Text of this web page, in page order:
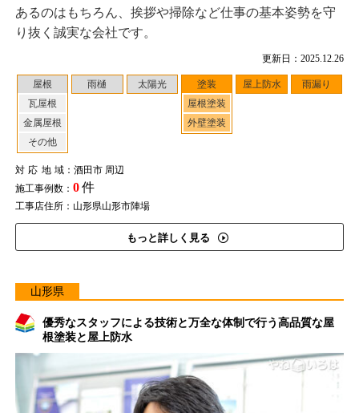
更新日：2025.12.26
屋根
瓦屋根
金属屋根
その他
雨樋 太陽光
塗装
屋根塗装
外壁塗装
屋上防水 雨漏り
対応地域：酒田市 周辺
施工事例数： 0件
工事店住所：山形県山形市陣場
もっと詳しく見る
あるのはもちろん、挨拶や掃除など仕事の基本姿勢を守
り抜く誠実な会社です。
山形県
優秀なスタッフによる技術と万全な体制で行う高品質な屋
根塗装と屋上防水